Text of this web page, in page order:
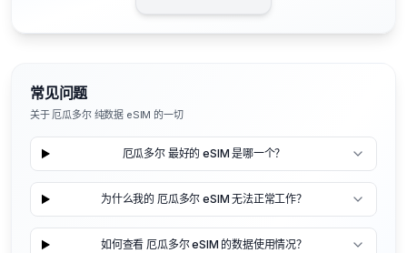
常见问题
关于 厄瓜多尔 纯数据 eSIM 的一切
厄瓜多尔 最好的 eSIM 是哪一个？
为什么我的 厄瓜多尔 eSIM 无法正常工作？
如何查看 厄瓜多尔 eSIM 的数据使用情况？